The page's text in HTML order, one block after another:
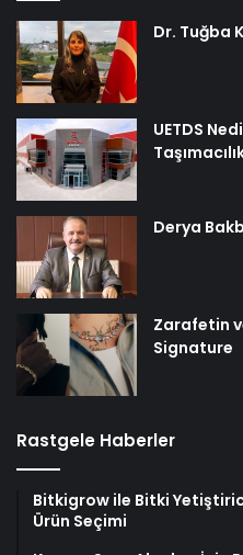
Dr. Tuğba
UETDS
Derya
Zarafetin
Signature
Rastgele Haberler
Bitkigrow ile Bitki
Ürün Seçimi